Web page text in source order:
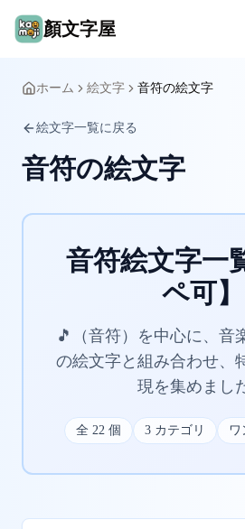
顏文字屋
ホーム 絵文字 音符の絵文字
絵文字一覧に戻る
音符の絵文字
音符絵文字一
ペ可】
🎵（音符）を中心に、音
の絵文字と組み合わせ、
現を集めまし
全 22個 3カテゴリ ワ